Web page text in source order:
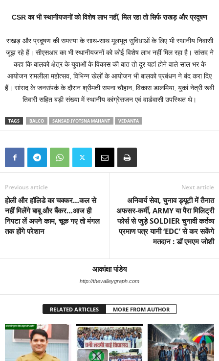
CSR का भी स्थानीयजनों को विशेष लाभ नहीं, मिल रहा तो सिर्फ राखड़ और प्रदूषण
राखड़ और प्रदूषण की समस्या के साथ-साथ मूलभूत सुविधाओं के लिए भी स्थानीय निवासी
जूझ रहे हैं। सीएसआर का भी स्थानीयजनों को कोई विशेष लाभ नहीं मिल रहा है। सांसद ने
कहा कि बालको क्षेत्र के युवाओं के विकास की बात तो दूर यहां होने वाले साल भर के
आयोजन रामलीला महोत्सव, विभिन्न खेलों के आयोजन भी बालको प्रबंधन ने बंद करा दिए
हैं। सांसद के जनसंपर्क के दौरान श्रीमती सपना चौहान, विकास डालमिया, युकां नेत्री रूबी
तिवारी सहित बड़ी संख्या में स्थानीय कांग्रेसजन एवं वार्डवासी उपस्थित थे।
TAGS BALCO SANSAD JYOTSNA MAHANT VEDANTA
Previous article
होली और हॉलिडे का चक्कर…कल से
नहीं मिलेंगे बाबू और बैंकर…आज ही
निपटा लें अपने काम, चूक गए तो मंगल
तक होंगे परेशान
Next article
अनिवार्य सेवा, चुनाव ड्यूटी में तैनात
अफसर-कर्मी, ARMY या पैरा मिलिट्री
फोर्स से जुड़े SOLDIER चुनावी कर्तव्य
प्रमाण पत्र यानी ‘EDC’ से कर सकेंगे
मतदान : डॉ एमएम जोशी
आकांक्षा पांडेय
http://thevalleygraph.com
RELATED ARTICLES MORE FROM AUTHOR